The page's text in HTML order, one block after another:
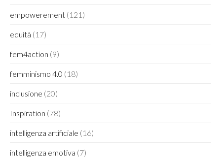
empowerement (121)
equità (17)
fem4action (9)
femminismo 4.0 (18)
inclusione (20)
Inspiration (78)
intelligenza artificiale (16)
intelligenza emotiva (7)